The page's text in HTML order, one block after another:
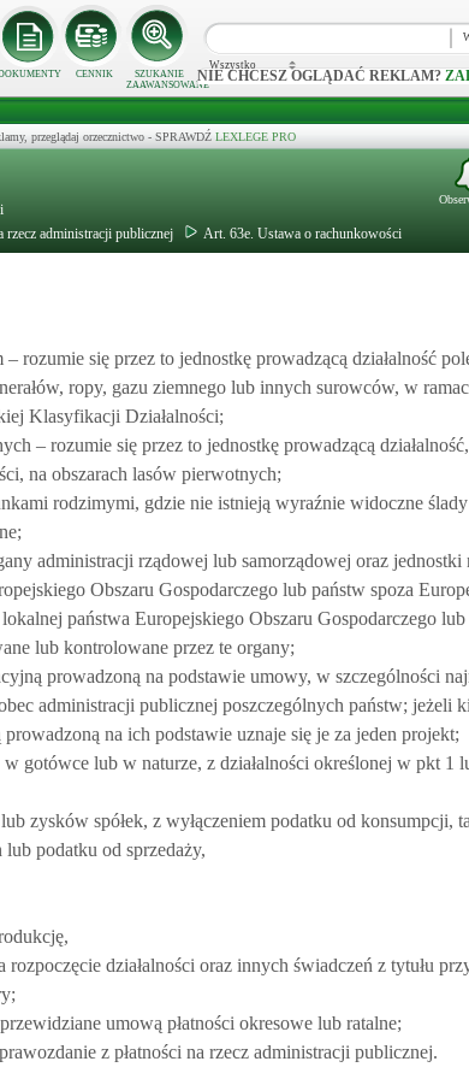
CENNIK
SZUKANIE
ZAAWANSOWANE
Wszystko
NIE CHCESZ OGLĄDAĆ REKLAM?
przeglądaj orzecznictwo - SPRAWDŹ LEXLEGE PRO
rzecz administracji publicznej Art. 63e. Ustawa o rachunkowości
rozumie się przez to jednostkę prowadzącą działalność
ropy, gazu ziemnego lub innych surowców, w
Klasyfikacji Działalności;
– rozumie się przez to jednostkę prowadzącą
na obszarach lasów pierwotnych;
rodzimymi, gdzie nie istnieją wyraźnie widoczne ślady
administracji rządowej lub samorządowej oraz
Obszaru Gospodarczego lub państw spoza
państwa Europejskiego Obszaru Gospodarczego
lub kontrolowane przez te organy;
prowadzoną na podstawie umowy, w szczególności
administracji publicznej poszczególnych państw; jeżeli
na ich podstawie uznaje się je za jeden projekt;
w gotówce lub w naturze, z działalności określonej w pkt 1
zysków spółek, z wyłączeniem podatku od konsumpcji,
podatku od sprzedaży,
rozpoczęcie działalności oraz innych świadczeń z tytułu
umową płatności okresowe lub ratalne;
z płatności na rzecz administracji publicznej.